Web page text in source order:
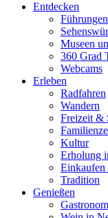
Entdecken
Führungen
Museen
360 Grad
Webcams
Erleben
Radfahren
Wandern
Freizeit &
Kultur
Erholung
Tradition
Genießen